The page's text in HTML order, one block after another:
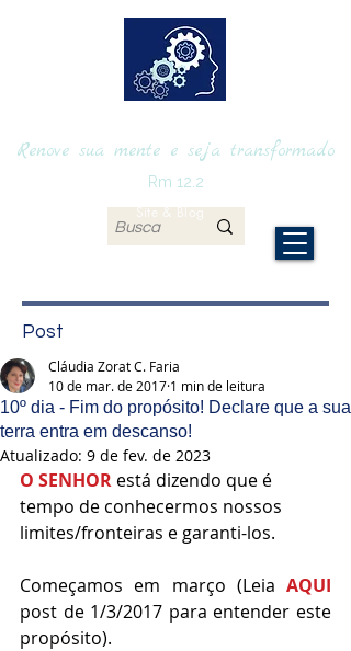
Renove sua mente e seja transformado
Site & Blog
Rm 12.2
Post
10º dia - Fim do propósito! Declare que a sua
terra entra em descanso!
Cláudia Zorat C. Faria
10 de mar. de 2017 1 min de leitura
Atualizado: 9 de fev. de 2023
O SENHOR está dizendo que é
tempo de conhecermos nossos
limites/fronteiras e garanti-los.
Começamos em março (Leia AQUI
post de 1/3/2017 para entender este
propósito).